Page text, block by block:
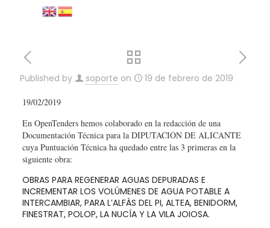
Published by soporte on 19 de febrero de 2019
19/02/2019
En OpenTenders hemos colaborado en la redacción de una
Documentación Técnica para la DIPUTACIÓN DE ALICANTE
cuya Puntuación Técnica ha quedado entre las 3 primeras en la
siguiente obra:
OBRAS PARA REGENERAR AGUAS DEPURADAS E
INCREMENTAR LOS VOLÚMENES DE AGUA POTABLE A
INTERCAMBIAR, PARA L’ALFÀS DEL PI, ALTEA, BENIDORM,
FINESTRAT, POLOP, LA NUCÍA Y LA VILA JOIOSA.